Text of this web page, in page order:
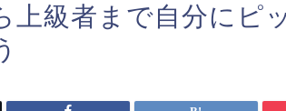
上級者まで自分にピ